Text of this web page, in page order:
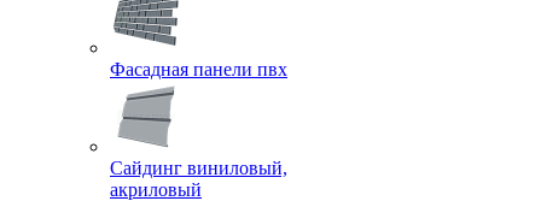
Фасадная панели пвх
Сайдинг виниловый,
акриловый